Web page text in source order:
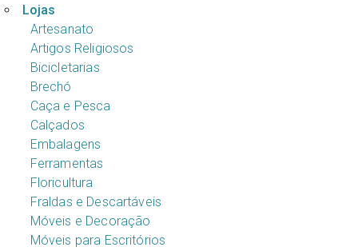
Lojas
Artesanato
Artigos Religiosos
Bicicletarias
Brechó
Caça e Pesca
Calçados
Embalagens
Ferramentas
Floricultura
Fraldas e Descartáveis
Móveis e Decoração
Móveis para Escritórios